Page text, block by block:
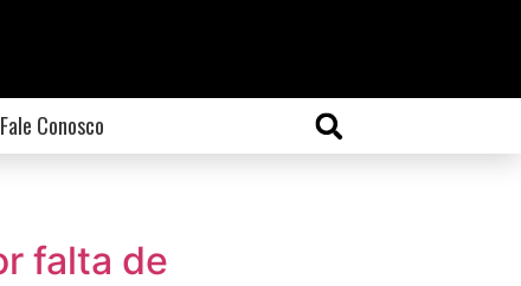
Fale Conosco
falta de